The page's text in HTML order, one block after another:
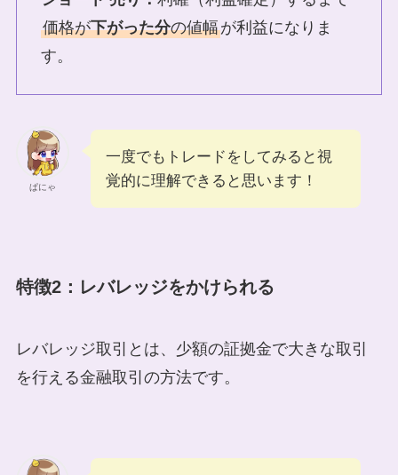
価格が下がった分の値幅が利益になりま
す。
ぱにゃ
一度でもトレードをしてみると視
覚的に理解できると思います！
特徴2：レバレッジをかけられる
レバレッジ取引とは、少額の証拠金で大きな取引
を行える金融取引の方法です。